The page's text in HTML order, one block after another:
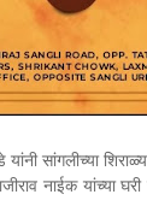
सांगलीच्या
नाईक